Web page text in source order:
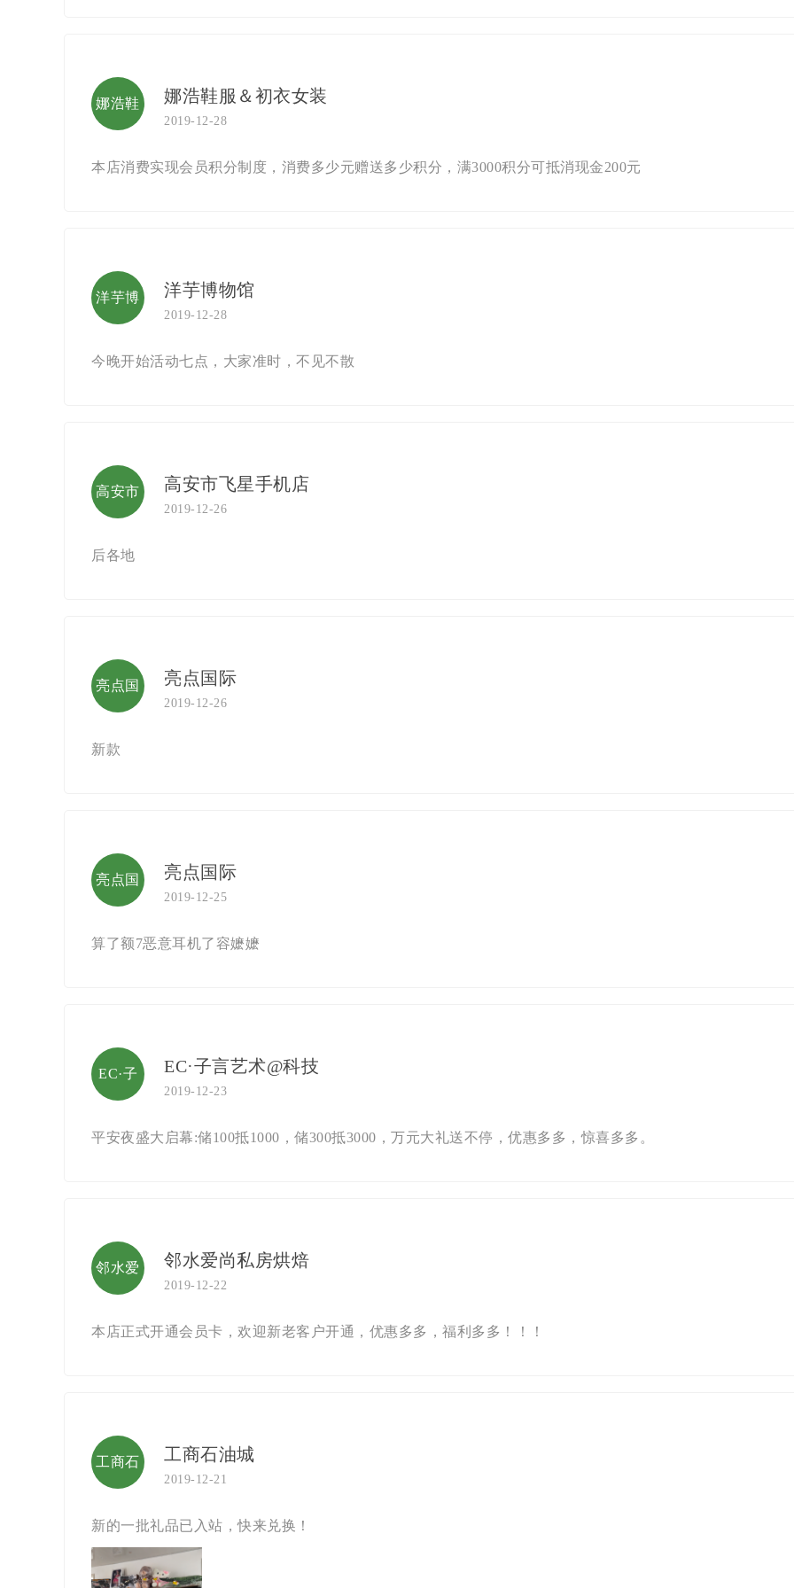
娜浩鞋 娜浩鞋服＆初衣女装
2019-12-28
本店消费实现会员积分制度，消费多少元赠送多少积分，满3000积分可抵消现金200元
洋芋博 洋芋博物馆
2019-12-28
今晚开始活动七点，大家准时，不见不散
高安市 高安市飞星手机店
2019-12-26
后各地
亮点国 亮点国际
2019-12-26
新款
亮点国
际
亮点国际
2019-12-25
算了额7恶意耳机了容嬷嬷
EC·子 EC·子言艺术@科技
2019-12-23
平安夜盛大启幕:储100抵1000，储300抵3000，万元大礼送不停，优惠多多，惊喜多多。
邻水爱 邻水爱尚私房烘焙
2019-12-22
本店正式开通会员卡，欢迎新老客户开通，优惠多多，福利多多！！！
工商石 工商石油城
2019-12-21
新的一批礼品已入站，快来兑换！